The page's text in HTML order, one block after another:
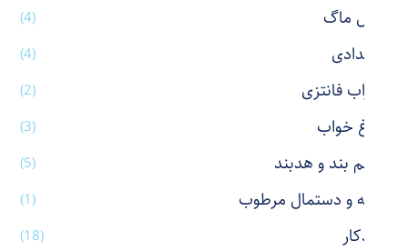
تراول ماگ (4)
جامدادی (4)
جوراب فانتزی (2)
چراغ خواب (3)
چشم بند و هدبند (5)
حوله و دستمال مرطوب (1)
خودکار (18)